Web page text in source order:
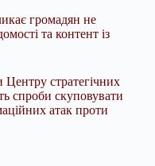
громадян не
та контент із
стратегічних
спроби скуповувати
атак проти